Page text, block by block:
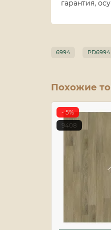
гарантия,
6994 PD6994
Похожие
- 5%
9408